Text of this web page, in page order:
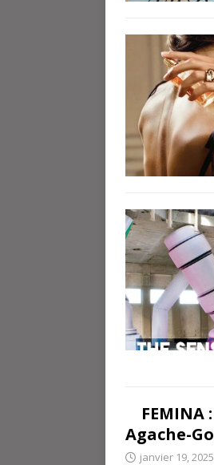
Agache-
janvier 19, 2025